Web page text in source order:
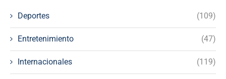
Deportes (109)
Entretenimiento (47)
Internacionales (119)